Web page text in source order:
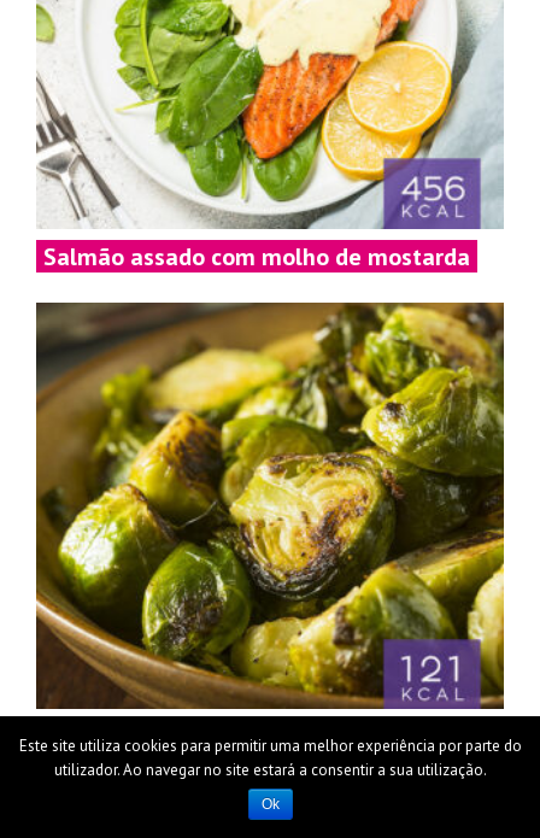
Salmão assado com molho de mostarda
Couves-de-Bruxelas assadas
Este site utiliza cookies para permitir uma melhor experiência por parte do
utilizador. Ao navegar no site estará a consentir a sua utilização.
Ok